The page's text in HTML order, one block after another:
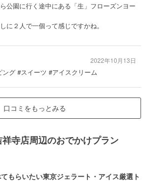
公園に行く途中にある「生」フローズンヨー
に２人で一個って感じですかね。
グ #スイーツ #アイスクリーム
2022年10月13日
口コミをもっとみる
寺店周辺のおでかけプラン
もらいたい東京ジェラート・アイス厳選ト